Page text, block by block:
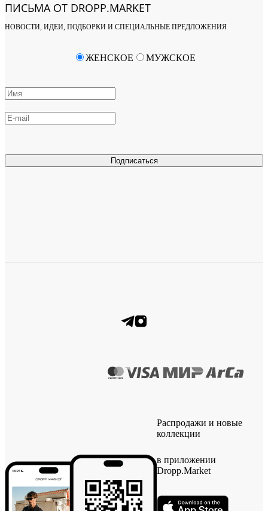
ПИСЬМА ОТ DROPP.MARKET
НОВОСТИ, ИДЕИ, ПОДБОРКИ И СПЕЦИАЛЬНЫЕ ПРЕДЛОЖЕНИЯ
Подписаться
ЖЕНСКОЕ МУЖСКОЕ
Распродажи и новые
коллекции
в приложении
Dropp.Market